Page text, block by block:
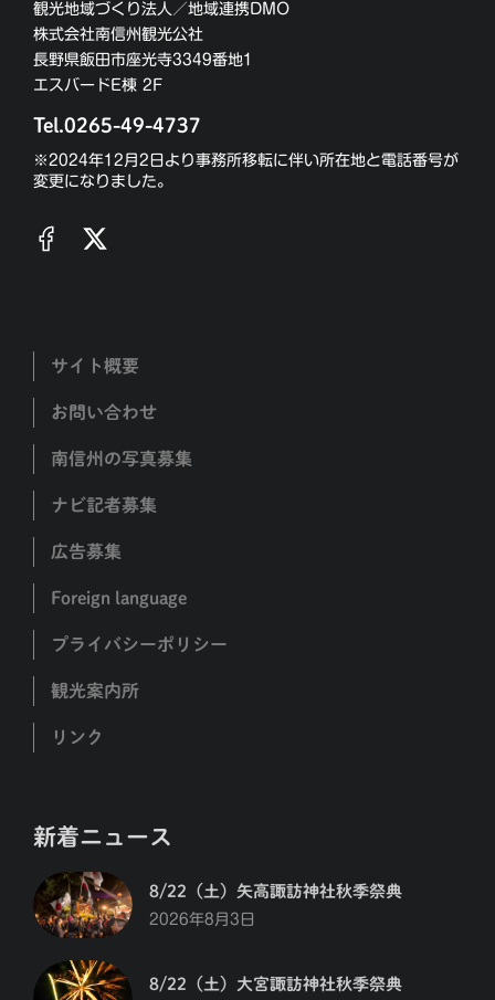
観光地域づくり法人／地域連携DMO
株式会社南信州観光公社
長野県飯田市座光寺3349番地1
エスバードE棟 2F
Tel.0265-49-4737
※2024年12月2日より事務所移転に伴い所在地と電話番号が
変更になりました。
サイト概要
お問い合わせ
南信州の写真募集
ナビ記者募集
広告募集
Foreign language
プライバシーポリシー
観光案内所
リンク
新着ニュース
8/22（土）矢高諏訪神社秋季祭典
2026年8月3日
8/22（土）大宮諏訪神社秋季祭典